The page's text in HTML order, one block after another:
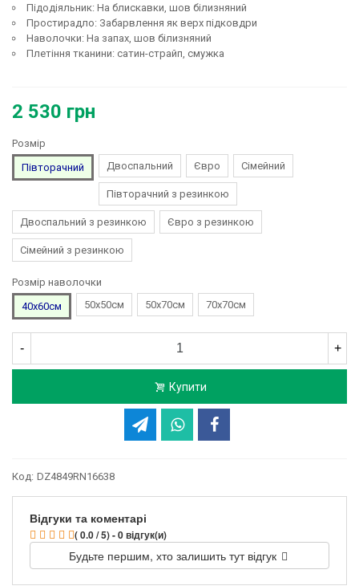
Підодіяльник: На блискавки, шов білизняний
Простирадло: Забарвлення як верх підковдри
Наволочки: На запах, шов білизняний
Плетіння тканини: сатин-страйп, смужка
2 530 грн
Розмір
Півторачний
Двоспальний Євро Сімейний
Півторачний з резинкою
Двоспальний з резинкою Євро з резинкою
Сімейний з резинкою
Розмір наволочки
40х60см
50х50см 50х70см 70х70см
- +
Купити
Код: DZ4849RN16638
Відгуки та коментарі
( 0.0 / 5) - 0 відгук(и)
Будьте першим, хто залишить тут відгук